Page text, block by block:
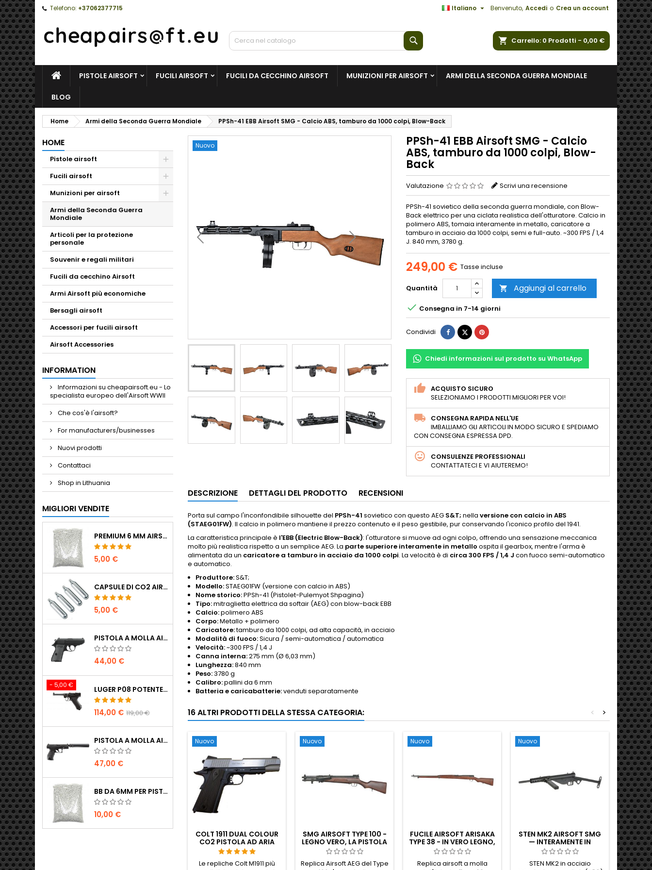
Telefono: +37062377715 Benvenuto, Accedi o Crea un account
Italiano 
Carrello 0 Prodotti - 0,00 €
HOMEPISTOLE AIRSOFT FUCILI AIRSOFT FUCILI DA CECCHINO AIRSOFT MUNIZIONI PER AIRSOFT ARMI DELLA SECONDA GUERRA MONDIALE
BLOG
Home Armi della Seconda Guerra Mondiale PPSh-41 EBB Airsoft SMG - Calcio ABS, tamburo da 1000 colpi, Blow-Back
HOME
Pistole airsoft
Fucili airsoft
Munizioni per airsoft
Armi della Seconda Guerra
Mondiale
Articoli per la protezione
personale
Souvenir e regali militari
Fucili da cecchino Airsoft
Armi Airsoft più economiche
Bersagli airsoft
Accessori per fucili airsoft
Airsoft Accessories
INFORMATION
Informazioni su cheapairsoft.eu - Lo
specialista europeo dell'Airsoft WWII
Che cos'è l'airsoft?
For manufacturers/businesses
Nuovi prodotti
Contattaci
Shop in Lithuania
MIGLIORI VENDITE
PREMIUM 6 MM AIRSOFT BBS 0,20 G - 1000 COLPI, NO-JAM, TIRO DRITTO
5,00 €
CAPSULE DI CO2 AIRSOFT 12G 5-PACK - MADE IN HUNGARY, EU, QUALITÀ PREMIUM
5,00 €
PISTOLA A MOLLA AIRSOFT WALTHER PPK/S
44,00 €
- 5,00 € LUGER P08 POTENTE PISTOLA AIRSOFT CO2 TUTTO METALLO - UMAREX LEGENDS
114,00 € 119,00 €
PISTOLA A MOLLA AIRSOFT WALTHER PPQ NAVY CON SILENZIATORE
47,00 €
BB DA 6MM PER PISTOLE AIRSOFT - 2000 PZ, 0,20G, ALTA QUALITÀ
10,00 €
Nuovo PPSh-41 EBB Airsoft SMG - Calcio
ABS, tamburo da 1000 colpi, Blow-
Back
Valutazione Scrivi una recensione
PPSh-41 sovietico della seconda guerra mondiale, con Blow-
Back elettrico per una ciclata realistica dell'otturatore. Calcio in
polimero ABS, tomaia interamente in metallo, caricatore a
tamburo in acciaio da 1000 colpi, semi e full-auto. ~300 FPS / 1,4
J. 840 mm, 3780 g.
249,00 € Tasse incluse
Quantità  Aggiungi al carrello
 Consegna in 7-14 giorni
Condividi CondividiTwittaPinterest
Chiedi informazioni sul prodotto su WhatsApp
ACQUISTO SICURO
SELEZIONIAMO I PRODOTTI MIGLIORI PER VOI!
CONSEGNA RAPIDA NELL'UE
IMBALLIAMO GLI ARTICOLI IN MODO SICURO E SPEDIAMO
CON CONSEGNA ESPRESSA DPD.
CONSULENZE PROFESSIONALI
CONTATTATECI E VI AIUTEREMO!
DESCRIZIONE DETTAGLI DEL PRODOTTO RECENSIONI
Porta sul campo l'inconfondibile silhouette del PPSh-41 sovietico con questo AEG S&T; nella versione con calcio in ABS
(STAEG01FW). Il calcio in polimero mantiene il prezzo contenuto e il peso gestibile, pur conservando l'iconico profilo del 1941.
La caratteristica principale è l'EBB (Electric Blow-Back): l'otturatore si muove ad ogni colpo, offrendo una sensazione meccanica
molto più realistica rispetto a un semplice AEG. La parte superiore interamente in metallo ospita il gearbox, mentre l'arma è
alimentata da un caricatore a tamburo in acciaio da 1000 colpi. La velocità è di circa 300 FPS / 1,4 J con fuoco semi-automatico
e automatico.
Produttore:S&T;
Modello:STAEG01FW (versione con calcio in ABS)
Nome storico:PPSh-41 (Pistolet-Pulemyot Shpagina)
Tipo:mitraglietta elettrica da softair (AEG) con blow-back EBB
Calcio:polimero ABS
Corpo:Metallo + polimero
Caricatore:tamburo da 1000 colpi, ad alta capacità, in acciaio
Modalità di fuoco:Sicura / semi-automatica / automatica
Velocità:~300 FPS / 1,4 J
Canna interna:275 mm (Ø 6,03 mm)
Lunghezza:840 mm
Peso:3780 g
Calibro:pallini da 6 mm
Batteria e caricabatterie:venduti separatamente
16 ALTRI PRODOTTI DELLA STESSA CATEGORIA: >
<
Nuovo
COLT 1911 DUAL COLOUR
CO2 PISTOLA AD ARIA
COMPRESSA CON
BINARIO
Le repliche Colt M1911 più
Nuovo
SMG AIRSOFT TYPE 100 -
LEGNO VERO, LA PISTOLA
MITRAGLIATRICE
IMPERIALE GIAPPONESE
DELLA SECONDA GUERRA
Replica Airsoft AEG del Type
Nuovo
FUCILE AIRSOFT ARISAKA
TYPE 38 - IN VERO LEGNO,
FUCILE DI SERVIZIO
IMPERIALE GIAPPONESE
DELLA SECONDA GUERRA
Replica airsoft a molla
Nuovo
STEN MK2 AIRSOFT SMG
— INTERAMENTE IN
ACCIAIO, AEG V7,
L'ICONICO FUCILE
MITRAGLIATORE
STEN MK2 in acciaio
Nuovo
FUCILE
REAL
Replica